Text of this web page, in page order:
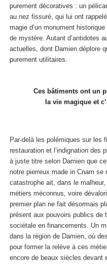
purement décoratives : un
au nez fissuré, qui lui ont
magie d’un monument
de mystère. Autant d’antidotes
actuelles, dont Damien déplore
purement utilitaires.
Ces bâtiments ont un
la vie magique et
Par-delà les polémiques sur les
restauration et l’indignation des
à juste titre selon Damien que
notre pierreux made in Cnam
catastrophe ait, dans le
métiers méconnus, voire
premier plan ne fait désormais
présent aux pouvoirs publics de
sociétale en financements. Un
dans la région de Damien, où
pour former la relève à ces
encore de beaux siècles devant